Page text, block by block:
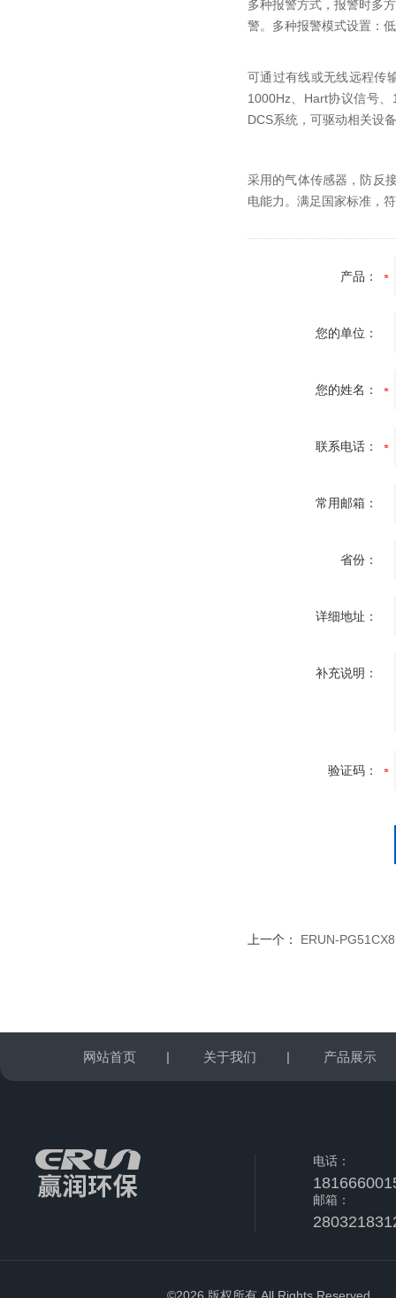
多种报警方式，报警时多
警。多种报警模式设置：
可通过有线或无线远程传
1000Hz、Hart协议信号
DCS系统，可驱动相关设
采用的气体传感器，防反
电能力。满足国家标准，
产品：
您的单位：
您的姓名：
联系电话：
常用邮箱：
省份：
详细地址：
补充说明：
验证码：
上一个： ERUN-
网站首页 | 关于我们 | 产品展示
电话：
邮箱：